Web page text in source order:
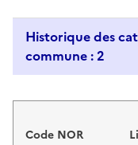
Historique des
commune : 2
Code NOR